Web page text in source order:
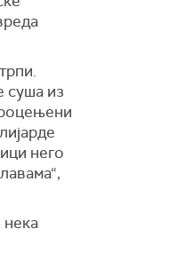
суша из
него